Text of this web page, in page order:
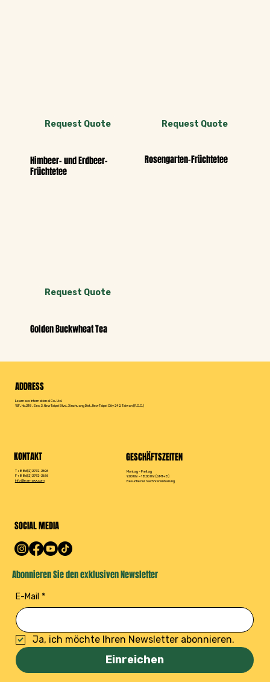
Request Quote
Himbeer- und Erdbeer-
Früchtetee
Rosengarten-Früchtetee
Request Quote
Request Quote
Golden Buckwheat Tea
ADDRESS
Leamaxx International Co., Ltd.
15F., No.218, Sec. 3, New Taipei Blvd., Xinzhuang Dist., New Taipei City 242, Taiwan (R.O.C.)
T +886(2) 2972-2696
F +886(2) 2972-2676
info@leamaxx.com
KONTAKT
Montag – Freitag
9:00 Uhr – 18:00 Uhr (GMT+8)
Besuche nur nach Vereinbarung
GESCHÄFTSZEITEN
Abonnieren Sie den exklusiven Newsletter
SOCIAL MEDIA
E-Mail *
Ja, ich möchte Ihren Newsletter abonnieren.
Einreichen